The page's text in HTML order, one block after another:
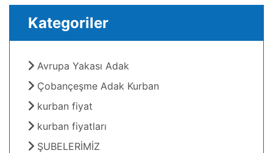
Kategoriler
Avrupa Yakası Adak
Çobançeşme Adak Kurban
kurban fiyat
kurban fiyatları
ŞUBELERİMİZ